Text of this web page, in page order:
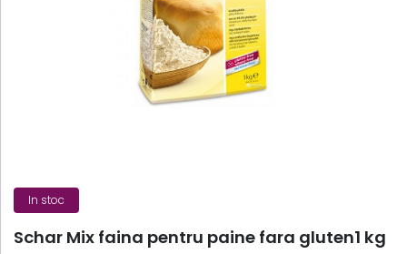
In stoc
Schar Mix faina pentru paine fara gluten1 kg